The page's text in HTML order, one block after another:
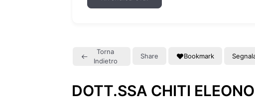
Torna
Indietro
Share Bookmark
DOTT.SSA CHITI